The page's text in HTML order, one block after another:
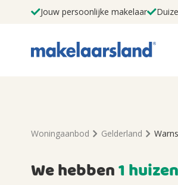
Jouw persoonlijke makelaar
Woningaanbod Gelderland
We hebben1 huizen